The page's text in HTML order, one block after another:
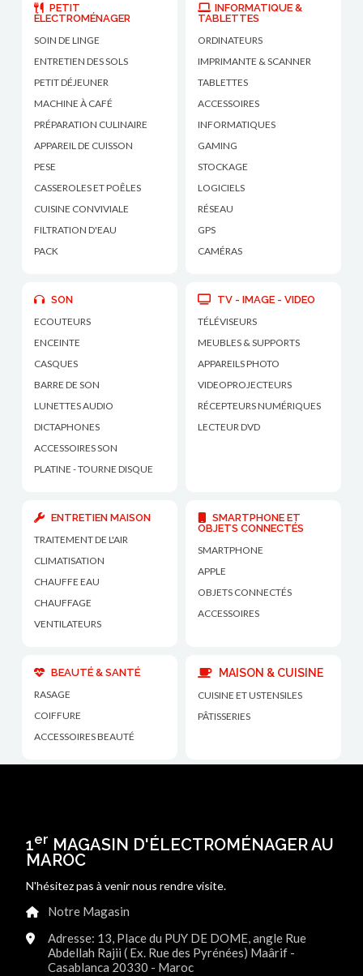
PETIT
ÉLECTROMÉNAGER
SOIN DE LINGE
ENTRETIEN DES SOLS
PETIT DÉJEUNER
MACHINE À CAFÉ
PRÉPARATION CULINAIRE
APPAREIL DE CUISSON
PESE
CASSEROLES ET POÊLES
CUISINE CONVIVIALE
FILTRATION D'EAU
PACK
INFORMATIQUE &
TABLETTES
ORDINATEURS
IMPRIMANTE & SCANNER
TABLETTES
ACCESSOIRES
INFORMATIQUES
GAMING
STOCKAGE
LOGICIELS
RÉSEAU
GPS
CAMÉRAS
SON
ECOUTEURS
ENCEINTE
CASQUES
BARRE DE SON
LUNETTES AUDIO
DICTAPHONES
ACCESSOIRES SON
PLATINE - TOURNE DISQUE
TV - IMAGE - VIDEO
TÉLÉVISEURS
MEUBLES & SUPPORTS
APPAREILS PHOTO
VIDEOPROJECTEURS
RÉCEPTEURS NUMÉRIQUES
LECTEUR DVD
ENTRETIEN MAISON
TRAITEMENT DE L'AIR
CLIMATISATION
CHAUFFE EAU
CHAUFFAGE
VENTILATEURS
SMARTPHONE ET
OBJETS CONNECTÉS
SMARTPHONE
APPLE
OBJETS CONNECTÉS
ACCESSOIRES
BEAUTÉ & SANTÉ
RASAGE
COIFFURE
ACCESSOIRES BEAUTÉ
MAISON & CUISINE
CUISINE ET USTENSILES
PÂTISSERIES
1er MAGASIN D'ÉLECTROMÉNAGER AU
MAROC
N'hésitez pas à venir nous rendre visite.
Notre Magasin
Adresse: 13, Place du PUY DE DOME, angle Rue
Abdellah Rajii ( Ex. Rue des Pyrénées) Maârif -
Casablanca 20330 - Maroc